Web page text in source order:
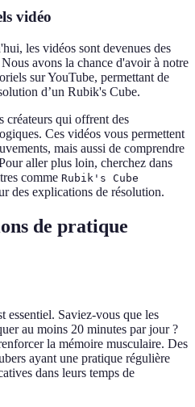
vidéo
les vidéos sont devenues des
avons la chance d'avoir à notre
sur YouTube, permettant de
d’un Rubik's Cube.
créateurs qui offrent des
Ces vidéos vous permettent
mais aussi de comprendre
aller plus loin, cherchez dans
comme Rubik's Cube
des explications de résolution.
de pratique
essentiel. Saviez-vous que les
au moins 20 minutes par jour ?
la mémoire musculaire. Des
ayant une pratique régulière
dans leurs temps de